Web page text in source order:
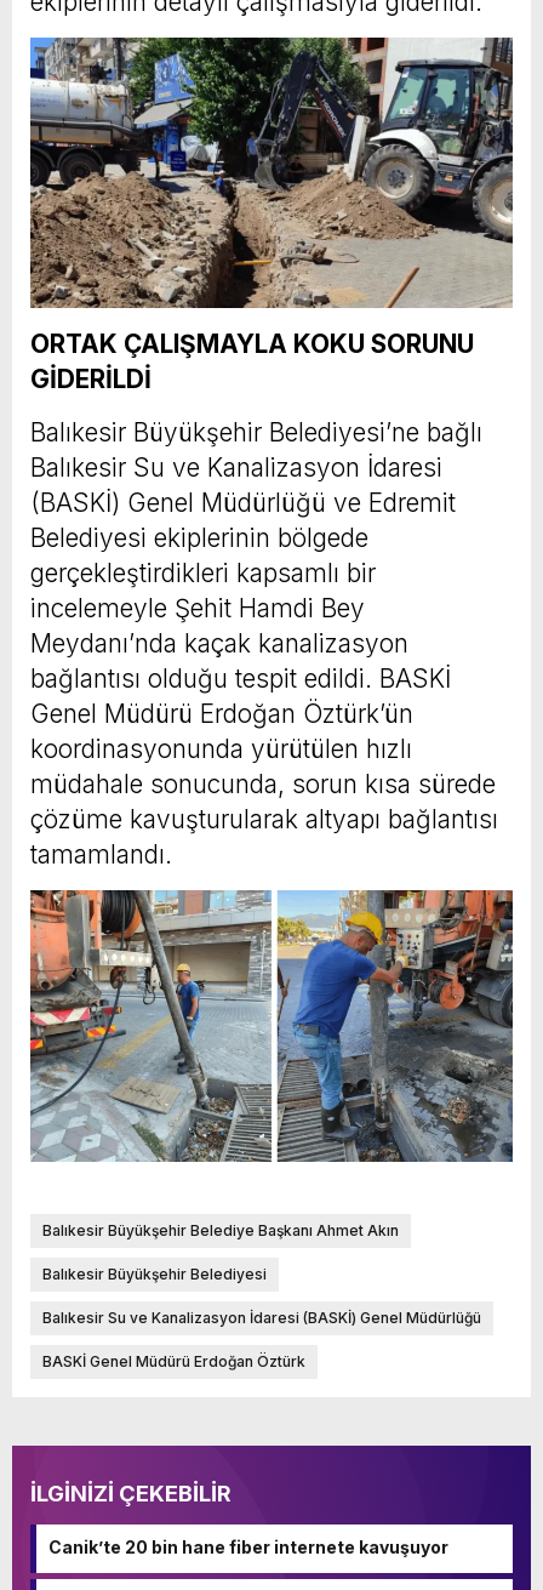
ORTAK ÇALIŞMAYLA KOKU SORUNU
GİDERİLDİ
Balıkesir Büyükşehir Belediyesi’ne bağlı
Balıkesir Su ve Kanalizasyon İdaresi
(BASKİ) Genel Müdürlüğü ve Edremit
Belediyesi ekiplerinin bölgede
gerçekleştirdikleri kapsamlı bir
incelemeyle Şehit Hamdi Bey
Meydanı’nda kaçak kanalizasyon
bağlantısı olduğu tespit edildi. BASKİ
Genel Müdürü Erdoğan Öztürk’ün
koordinasyonunda yürütülen hızlı
müdahale sonucunda, sorun kısa sürede
çözüme kavuşturularak altyapı bağlantısı
tamamlandı.
Balıkesir Büyükşehir Belediye Başkanı Ahmet Akın
Balıkesir Büyükşehir Belediyesi
Balıkesir Su ve Kanalizasyon İdaresi (BASKİ) Genel Müdürlüğü
BASKİ Genel Müdürü Erdoğan Öztürk
İLGİNİZİ ÇEKEBİLİR
Canik’te 20 bin hane fiber internete kavuşuyor